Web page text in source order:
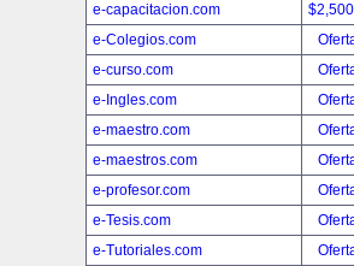
e-capacitacion.com
e-Colegios.com
e-curso.com
e-Ingles.com
e-maestro.com
e-maestros.com
e-profesor.com
e-Tesis.com
e-Tutoriales.com